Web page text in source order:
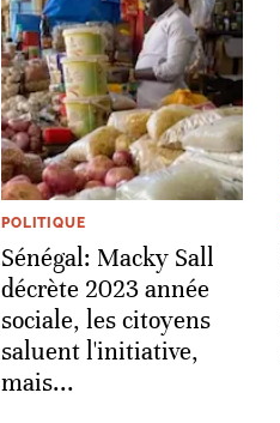
POLITIQUE
Sénégal: Macky Sall
décrète 2023 année
sociale, les citoyens
saluent l'initiative,
mais...